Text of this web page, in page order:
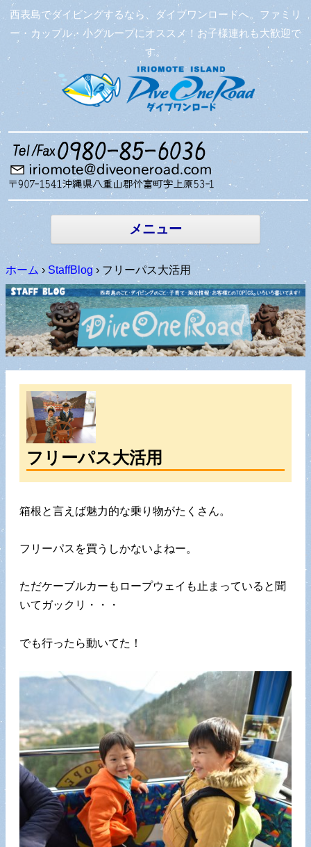
西表島でダイビングするなら、ダイブワンロードへ。ファミリ
ー・カップル・小グループにオススメ！お子様連れも大歓迎で
す。
メニュー
コンテン
ホーム › StaffBlog › フリーパス大活用
フリーパス大活用
箱根と言えば魅力的な乗り物がたくさん。
フリーパスを買うしかないよねー。
ただケーブルカーもロープウェイも止まっていると聞
いてガックリ・・・
でも行ったら動いてた！